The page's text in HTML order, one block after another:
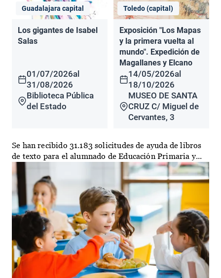
Guadalajara capital
Los gigantes de Isabel
Salas
01/07/2026al
31/08/2026
Biblioteca Pública
del Estado
Toledo (capital)
Exposición "Los Mapas
y la primera vuelta al
mundo". Expedición de
Magallanes y Elcano
14/05/2026al
18/10/2026
MUSEO DE SANTA
CRUZ C/ Miguel de
Cervantes, 3
Se han recibido 31.183 solicitudes de ayuda de libros
de texto para el alumnado de Educación Primaria y...